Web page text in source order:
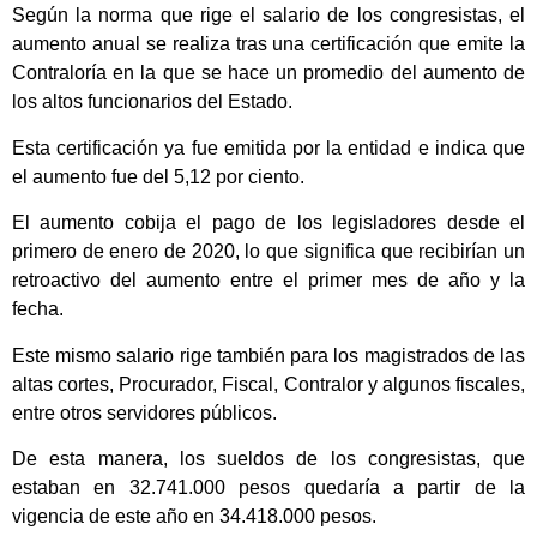
Según la norma que rige el salario de los congresistas, el
aumento anual se realiza tras una certificación que emite la
Contraloría en la que se hace un promedio del aumento de
los altos funcionarios del Estado.
Esta certificación ya fue emitida por la entidad e indica que
el aumento fue del 5,12 por ciento.
El aumento cobija el pago de los legisladores desde el
primero de enero de 2020, lo que significa que recibirían un
retroactivo del aumento entre el primer mes de año y la
fecha.
Este mismo salario rige también para los magistrados de las
altas cortes, Procurador, Fiscal, Contralor y algunos fiscales,
entre otros servidores públicos.
De esta manera, los sueldos de los congresistas, que
estaban en 32.741.000 pesos quedaría a partir de la
vigencia de este año en 34.418.000 pesos.